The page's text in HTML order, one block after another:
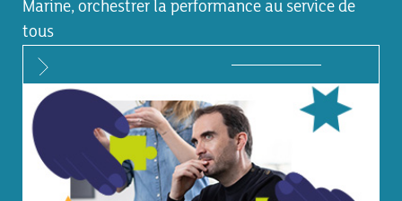
Marine, orchestrer la performance au service de
tous